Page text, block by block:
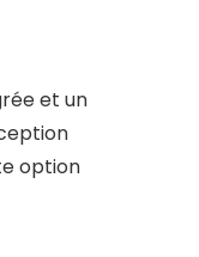
et un
option